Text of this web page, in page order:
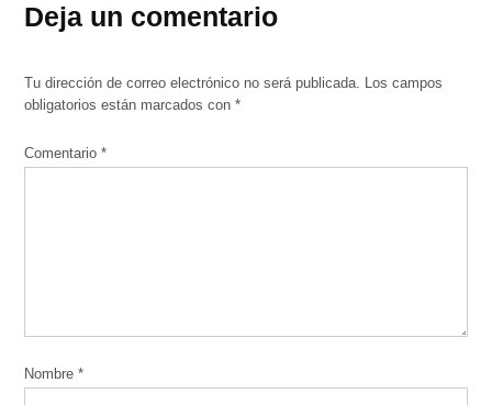
Deja un comentario
Tu dirección de correo electrónico no será publicada. Los campos
obligatorios están marcados con*
Comentario*
Nombre*